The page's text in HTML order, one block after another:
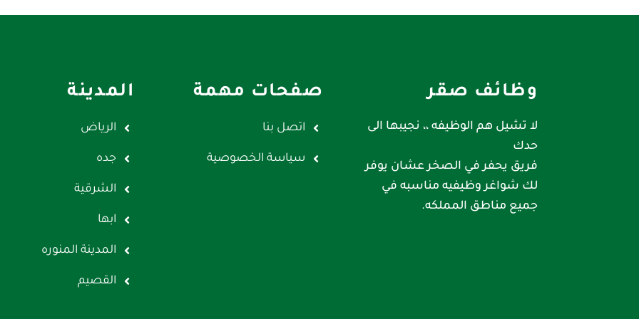
وظائف صقر
لا تشيل هم الوظيفه ،، نجيبها الى
حدك
فريق يحفر في الصخر عشان يوفر
لك شواغر وظيفيه مناسبه في
جميع مناطق المملكه.
صفحات مهمة
اتصل بنا
سياسة الخصوصية
المدينة
الرياض
جده
الشرقية
ابها
المدينة المنوره
القصيم